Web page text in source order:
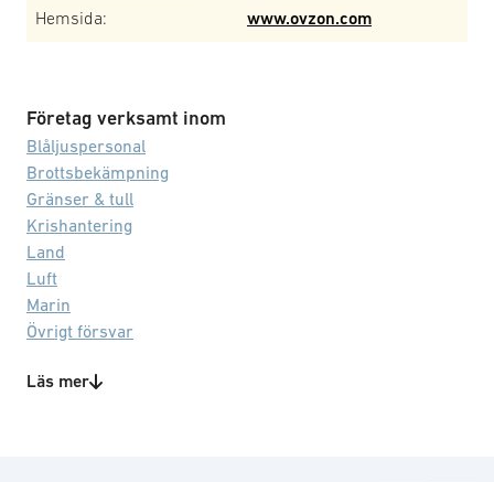
Hemsida:
www.ovzon.com
Företag verksamt inom
Blåljuspersonal
Brottsbekämpning
Gränser & tull
Krishantering
Land
Luft
Marin
Övrigt försvar
Sjöfart/kust
Läs mer